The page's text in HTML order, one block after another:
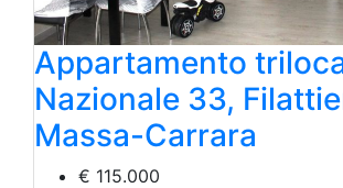
Appartamento
Nazionale 33,
Massa-Carrara
€ 115.000